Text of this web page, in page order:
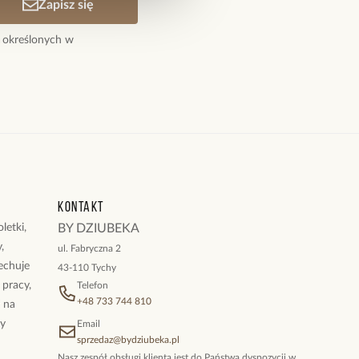
Zapisz się
określonych w
na
Kontakt
BY DZIUBEKA
ul. Fabryczna 2
43-110 Tychy
Telefon
+48 733 744 810
Email
sprzedaz@bydziubeka.pl